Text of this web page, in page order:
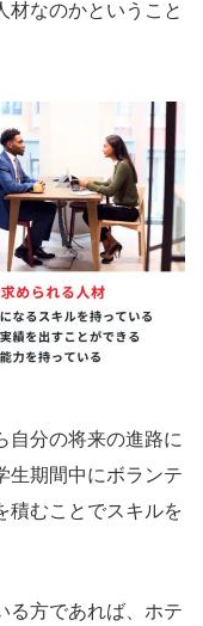
なのかということ
自分の将来の進路に
生期間中にボランテ
積むことでスキルを
る方であれば、ホテ